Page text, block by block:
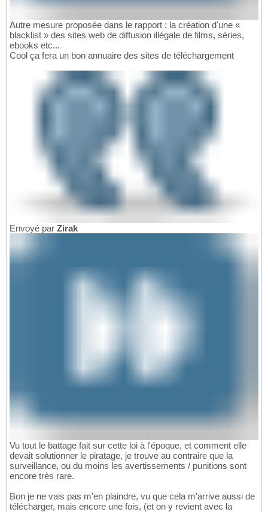
Autre mesure proposée dans le rapport : la création d'une «
blacklist » des sites web de diffusion illégale de films, séries,
ebooks etc...
Cool ça fera un bon annuaire des sites de téléchargement
Envoyé par Zirak
Vu tout le battage fait sur cette loi à l'époque, et comment elle
devait solutionner le piratage, je trouve au contraire que la
surveillance, ou du moins les avertissements / punitions sont
encore très rare.
Bon je ne vais pas m'en plaindre, vu que cela m'arrive aussi de
télécharger, mais encore une fois, (et on y revient avec la